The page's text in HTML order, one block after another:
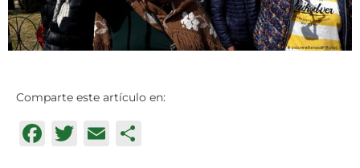
Comparte este artículo en:
Facebook
Twitter
Email